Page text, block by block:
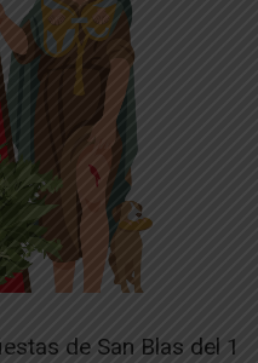
de San Blas del 1